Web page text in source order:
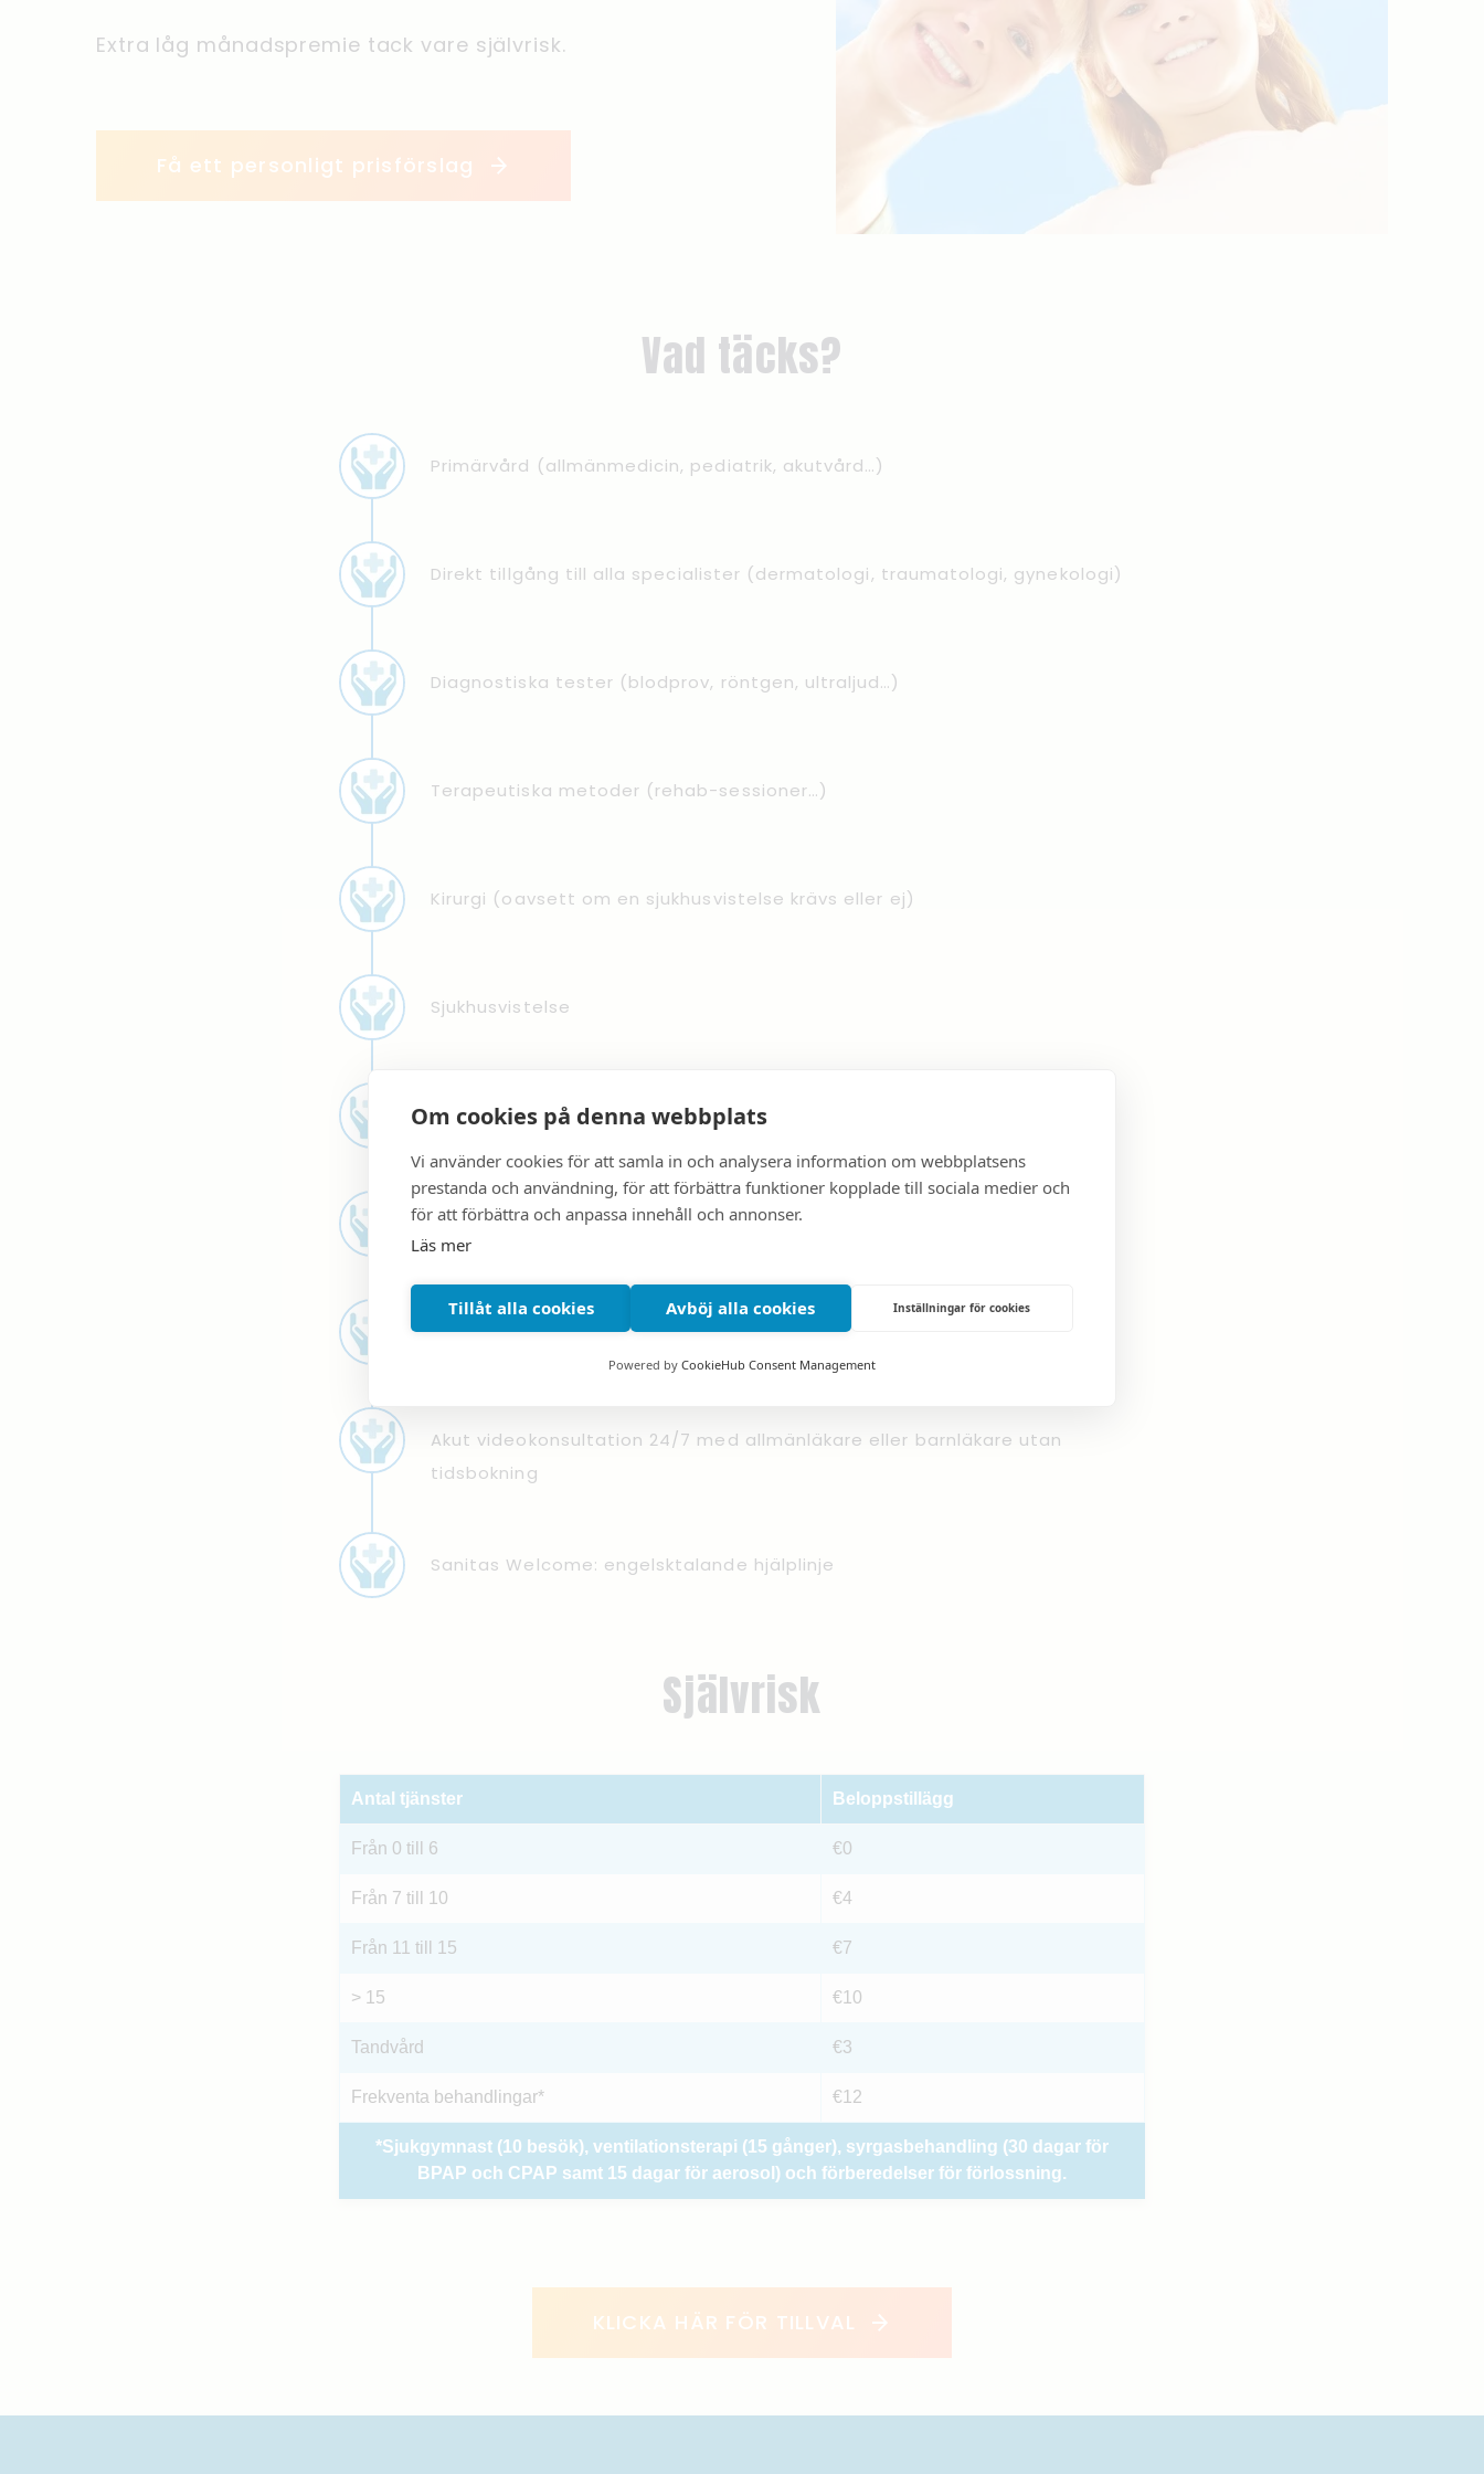
Extra låg månadspremie tack vare självrisk.
Få ett personligt prisförslag
Vad täcks?
Primärvård (allmänmedicin, pediatrik, akutvård…)
Direkt tillgång till alla specialister (dermatologi, traumatologi, gynekologi)
Diagnostiska tester (blodprov, röntgen, ultraljud…)
Terapeutiska metoder (rehab-sessioner…)
Kirurgi (oavsett om en sjukhusvistelse krävs eller ej)
Sjukhusvistelse
Nödsituationer i främmande länder (upp till 12.000 €)
Tandvård (kontroller, rengöring, extraktion, röntgen)
Ny medicinsk bedömning (second opinion)
Akut videokonsultation 24/7 med allmänläkare eller barnläkare utan
tidsbokning
Sanitas Welcome: engelsktalande hjälplinje
Självrisk
Antal tjänster Beloppstillägg
Från 0 till 6 €0
Från 7 till 10 €4
Från 11 till 15 €7
> 15 €10
Tandvård €3
Frekventa behandlingar* €12
*Sjukgymnast (10 besök), ventilationsterapi (15 gånger), syrgasbehandling (30 dagar för
BPAP och CPAP samt 15 dagar för aerosol) och förberedelser för förlossning.
KLICKA HÄR FÖR TILLVAL
Om cookies på denna webbplats
Vi använder cookies för att samla in och analysera information om webbplatsens
prestanda och användning, för att förbättra funktioner kopplade till sociala medier och
för att förbättra och anpassa innehåll och annonser.
Läs mer
Tillåt alla cookies Avböj alla cookies Inställningar för cookies
Powered by CookieHub Consent Management